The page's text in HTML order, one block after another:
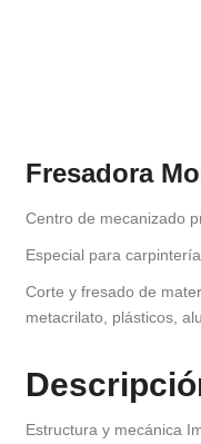
Fresadora
Centro de mecanizado
Especial para
Corte y fresado de
metacrilato, plásticos,
Estructura y mecánica